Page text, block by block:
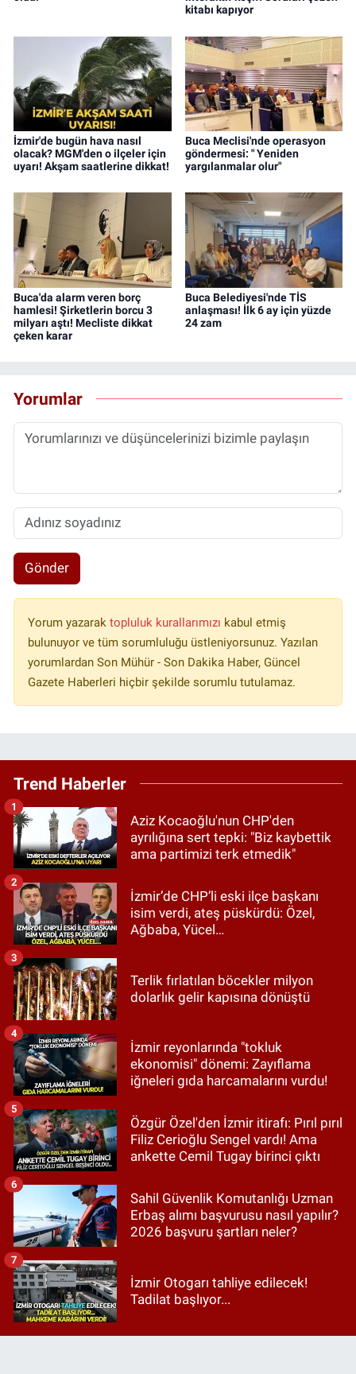
kitabı kapıyor
İzmir'de bugün hava nasıl
olacak? MGM'den o ilçeler için
uyarı! Akşam saatlerine dikkat!
Buca Meclisi'nde operasyon
göndermesi: " Yeniden
yargılanmalar olur"
Buca'da alarm veren borç
hamlesi! Şirketlerin borcu 3
milyarı aştı! Mecliste dikkat
çeken karar
Buca Belediyesi'nde TİS
anlaşması! İlk 6 ay için yüzde
24 zam
Yorumlar
Gönder
Yorum yazarak topluluk kurallarımızı kabul etmiş
bulunuyor ve tüm sorumluluğu üstleniyorsunuz. Yazılan
yorumlardan Son Mühür - Son Dakika Haber, Güncel
Gazete Haberleri hiçbir şekilde sorumlu tutulamaz.
Trend Haberler
Aziz Kocaoğlu'nun CHP'den
ayrılığına sert tepki: "Biz kaybettik
ama partimizi terk etmedik"
1
İzmir’de CHP’li eski ilçe başkanı
isim verdi, ateş püskürdü: Özel,
Ağbaba, Yücel…
2
Terlik fırlatılan böcekler milyon
dolarlık gelir kapısına dönüştü
3
İzmir reyonlarında "tokluk
ekonomisi" dönemi: Zayıflama
iğneleri gıda harcamalarını vurdu!
4
Özgür Özel'den İzmir itirafı: Pırıl pırıl
Filiz Cerioğlu Sengel vardı! Ama
ankette Cemil Tugay birinci çıktı
5
Sahil Güvenlik Komutanlığı Uzman
Erbaş alımı başvurusu nasıl yapılır?
2026 başvuru şartları neler?
6
İzmir Otogarı tahliye edilecek!
Tadilat başlıyor...
7